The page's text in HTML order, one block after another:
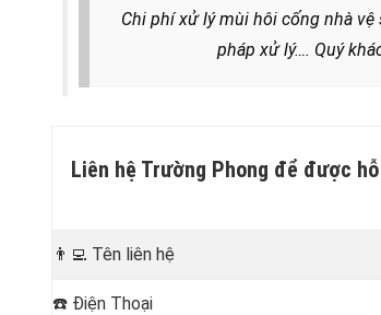
Chi phí xử lý mùi hôi cống nhà
pháp xử lý…. Quý
Liên hệ Trường Phong để được
👨‍💻 Tên liên hệ
☎️ Điện Thoại